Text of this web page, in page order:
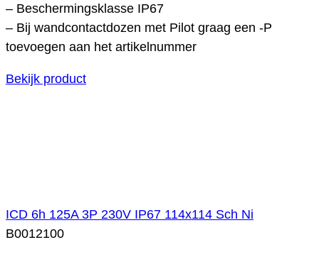
– Beschermingsklasse IP67
– Bij wandcontactdozen met Pilot graag een -P
toevoegen aan het artikelnummer
Bekijk product
ICD 6h 125A 3P 230V IP67 114x114 Sch Ni
B0012100